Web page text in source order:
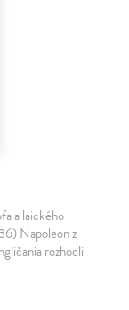
a laického
Napoleon z
rozhodli